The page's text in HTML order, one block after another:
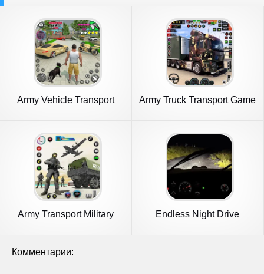
Army Vehicle Transport
Army Truck Transport Game
Army Transport Military
Endless Night Drive
Комментарии: